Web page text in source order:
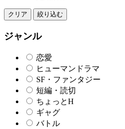
クリア 絞り込む
ジャンル
恋愛
ヒューマンドラマ
SF・ファンタジー
短編・読切
ちょっとH
ギャグ
バトル